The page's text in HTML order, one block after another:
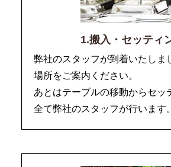
1.搬入・セッティ
弊社のスタッフが到着いたしま
場所をご案内ください。
あとはテーブルの移動からセッ
全て弊社のスタッフが行います。